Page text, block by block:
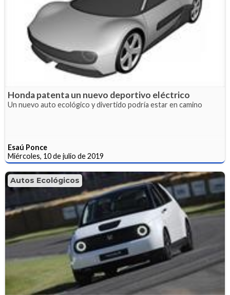
Honda patenta un nuevo deportivo eléctrico
Un nuevo auto ecológico y divertido podría estar en camino
Esaú Ponce
Miércoles, 10 de julio de 2019
Autos Ecológicos